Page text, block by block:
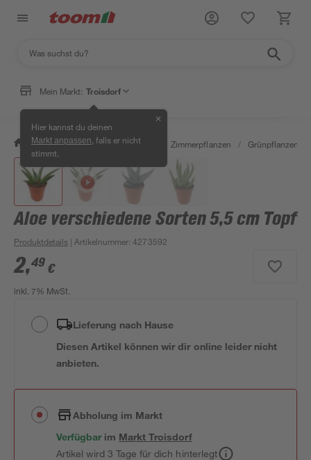
Mein Markt: Troisdorf
Hier kannst du deinen
Markt anpassen , falls er nicht
stimmt.
✕
/ Garten & Freizeit / Pflanzen Zimmerpflanzen / Grünpflanzen
Aloe verschiedene Sorten 5,5 cm Topf
Produktdetails | Artikelnummer:4273592
2,49 €
inkl. 7% MwSt.
Lieferung nach Hause
Diesen Artikel können wir dir online leider nicht
anbieten.
Abholung im Markt
Verfügbar im MarktTroisdorf
Artikel wird 3 Tage für dich hinterlegt